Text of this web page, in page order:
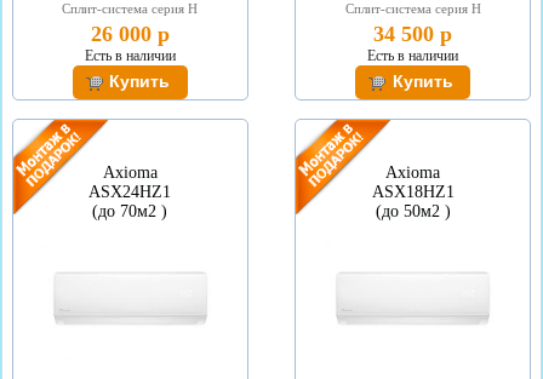
Сплит-система серия Н
26 000 р
Есть в наличии
Сплит-система серия Н
34 500 р
Есть в наличии
Axioma
ASX24HZ1
(до 70м2 )
Axioma
ASX18HZ1
(до 50м2 )